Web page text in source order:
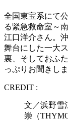
全国東宝系にて
る緊急救命室～
江口洋介さん。
舞台にした一大
裏、そしておふ
っぷりお聞きし
CREDIT :
文／浜野
崇（